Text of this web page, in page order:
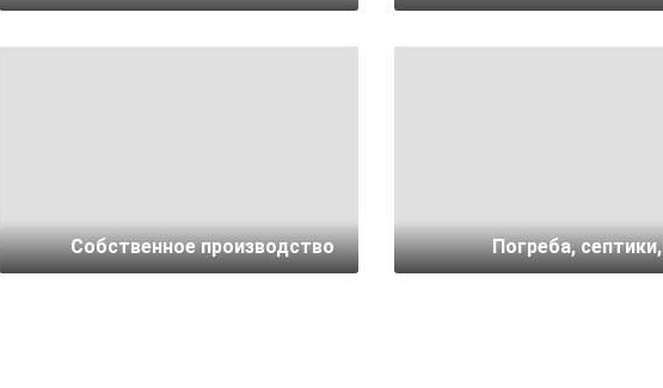
Собственное производство Погреба,